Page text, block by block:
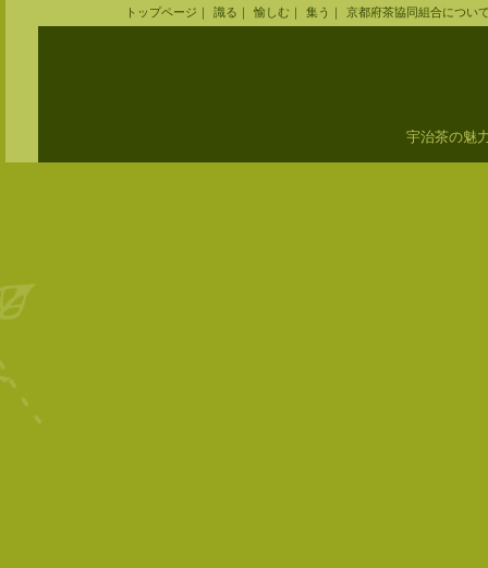
トップページ ｜ 識る ｜ 愉しむ ｜ 集う ｜ 京都府茶協同組合につい
宇治茶の魅